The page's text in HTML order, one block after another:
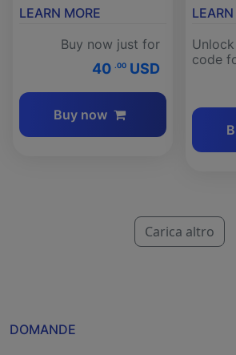
LEARN MORE
Buy now just for
40 .00 USD
Buy now
code
Carica altro
DOMANDE